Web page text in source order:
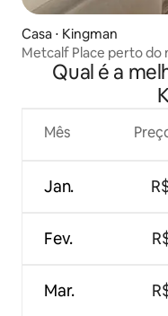
Casa ⋅ Kingman
Metcalf Place perto do
Qual é a
Mês
Jan.
Fev.
Mar.